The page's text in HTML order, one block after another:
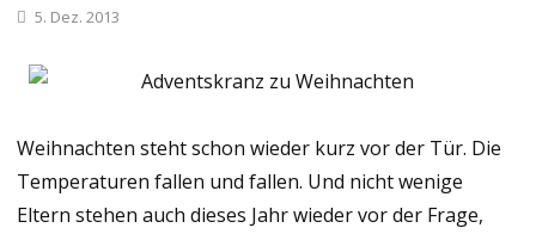
5. Dez. 2013
Weihnachten steht schon wieder kurz vor der Tür. Die
Temperaturen fallen und fallen. Und nicht wenige
Eltern stehen auch dieses Jahr wieder vor der Frage,